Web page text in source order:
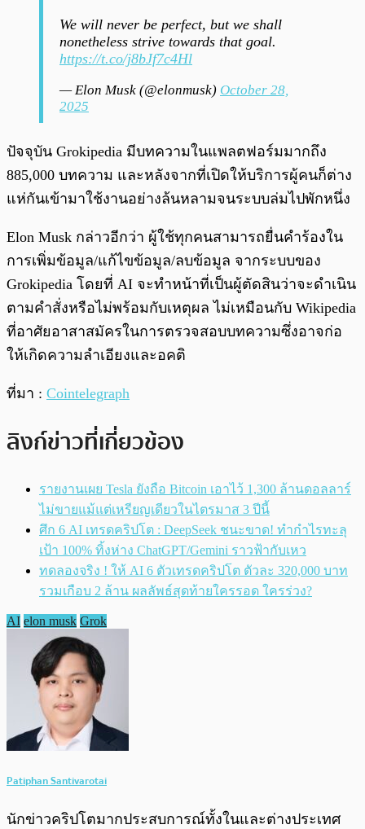
We will never be perfect, but we shall
nonetheless strive towards that goal.
https://t.co/j8bJf7c4Hl
— Elon Musk (@elonmusk) October 28,
2025
ปัจจุบัน Grokipedia มีบทความในแพลตฟอร์มมากถึง
885,000 บทความ และหลังจากที่เปิดให้บริการผู้คนก็ต่าง
แห่กันเข้ามาใช้งานอย่างล้นหลามจนระบบล่มไปพักหนึ่ง
Elon Musk กล่าวอีกว่า ผู้ใช้ทุกคนสามารถยื่นคำร้องใน
การเพิ่มข้อมูล/แก้ไขข้อมูล/ลบข้อมูล จากระบบของ
Grokipedia โดยที่ AI จะทำหน้าที่เป็นผู้ตัดสินว่าจะดำเนิน
ตามคำสั่งหรือไม่พร้อมกับเหตุผล ไม่เหมือนกับ Wikipedia
ที่อาศัยอาสาสมัครในการตรวจสอบบทความซึ่งอาจก่อ
ให้เกิดความลำเอียงและอคติ
ที่มา : Cointelegraph
ลิงก์ข่าวที่เกี่ยวข้อง
รายงานเผย Tesla ยังถือ Bitcoin เอาไว้ 1,300 ล้านดอลลาร์
ไม่ขายแม้แต่เหรียญเดียวในไตรมาส 3 ปีนี้
ศึก 6 AI เทรดคริปโต : DeepSeek ชนะขาด! ทำกำไรทะลุ
เป้า 100% ทิ้งห่าง ChatGPT/Gemini ราวฟ้ากับเหว
ทดลองจริง ! ให้ AI 6 ตัวเทรดคริปโต ตัวละ 320,000 บาท
รวมเกือบ 2 ล้าน ผลลัพธ์สุดท้ายใครรอด ใครร่วง?
AI elon musk Grok
Patiphan Santivarotai
นักข่าวคริปโตมากประสบการณ์ทั้งในและต่างประเทศ